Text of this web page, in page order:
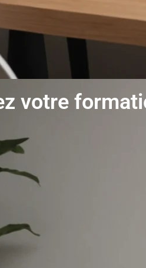
votre